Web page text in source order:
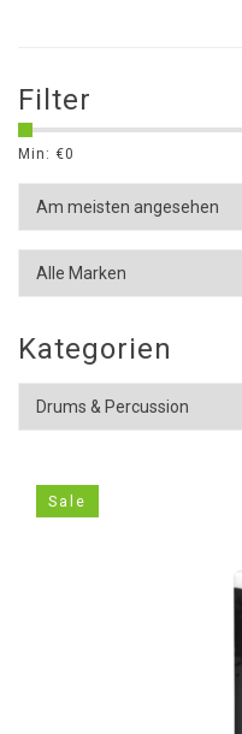
Filter
Min: €0
Kategorien
Sale